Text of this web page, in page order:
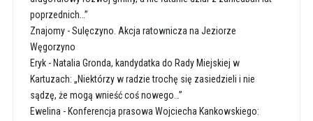
poprzednich…”
Znajomy-Sulęczyno. Akcja ratownicza na Jeziorze
Węgorzyno
Eryk- Natalia Gronda, kandydatka do Rady Miejskiej w
Kartuzach: „Niektórzy w radzie trochę się zasiedzieli i nie
sądzę, że mogą wnieść coś nowego…”
Ewelina - Konferencja prasowa Wojciecha Kankowskiego: